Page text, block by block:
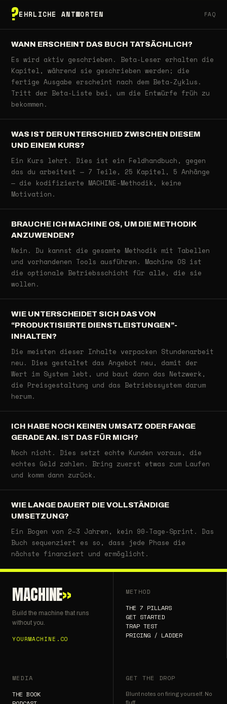
?EHRLICHE ANTWORTEN FAQ
WANN ERSCHEINT DAS BUCH TATSÄCHLICH?
Es wird aktiv geschrieben. Beta-Leser erhalten die
Kapitel, während sie geschrieben werden; die
fertige Ausgabe erscheint nach dem Beta-Zyklus.
Tritt der Beta-Liste bei, um die Entwürfe früh zu
bekommen.
WAS IST DER UNTERSCHIED ZWISCHEN DIESEM
UND EINEM KURS?
Ein Kurs lehrt. Dies ist ein Feldhandbuch, gegen
das du arbeitest — 7 Teile, 25 Kapitel, 5 Anhänge
— die kodifizierte MACHINE-Methodik, keine
Motivation.
BRAUCHE ICH MACHINE OS, UM DIE METHODIK
ANZUWENDEN?
Nein. Du kannst die gesamte Methodik mit Tabellen
und vorhandenen Tools ausführen. Machine OS ist
die optionale Betriebsschicht für alle, die sie
wollen.
WIE UNTERSCHEIDET SICH DAS VON
“PRODUKTISIERTE DIENSTLEISTUNGEN”-
INHALTEN?
Die meisten dieser Inhalte verpacken Stundenarbeit
neu. Dies gestaltet das Angebot neu, damit der
Wert im System lebt, und baut dann das Netzwerk,
die Preisgestaltung und das Betriebssystem darum
herum.
ICH HABE NOCH KEINEN UMSATZ ODER FANGE
GERADE AN. IST DAS FÜR MICH?
Noch nicht. Dies setzt echte Kunden voraus, die
echtes Geld zahlen. Bring zuerst etwas zum Laufen
und komm dann zurück.
WIE LANGE DAUERT DIE VOLLSTÄNDIGE
UMSETZUNG?
Ein Bogen von 2–3 Jahren, kein 90-Tage-Sprint. Das
Buch sequenziert es so, dass jede Phase die
nächste finanziert und ermöglicht.
MACHINE»
Build the machine that runs
without you.
YOURMACHINE.CO
METHOD
THE 7 PILLARS
GET STARTED
TRAP TEST
PRICING / LADDER
MEDIA
THE BOOK
GET THE DROP
Blunt notes on firing yourself. No
fluff.